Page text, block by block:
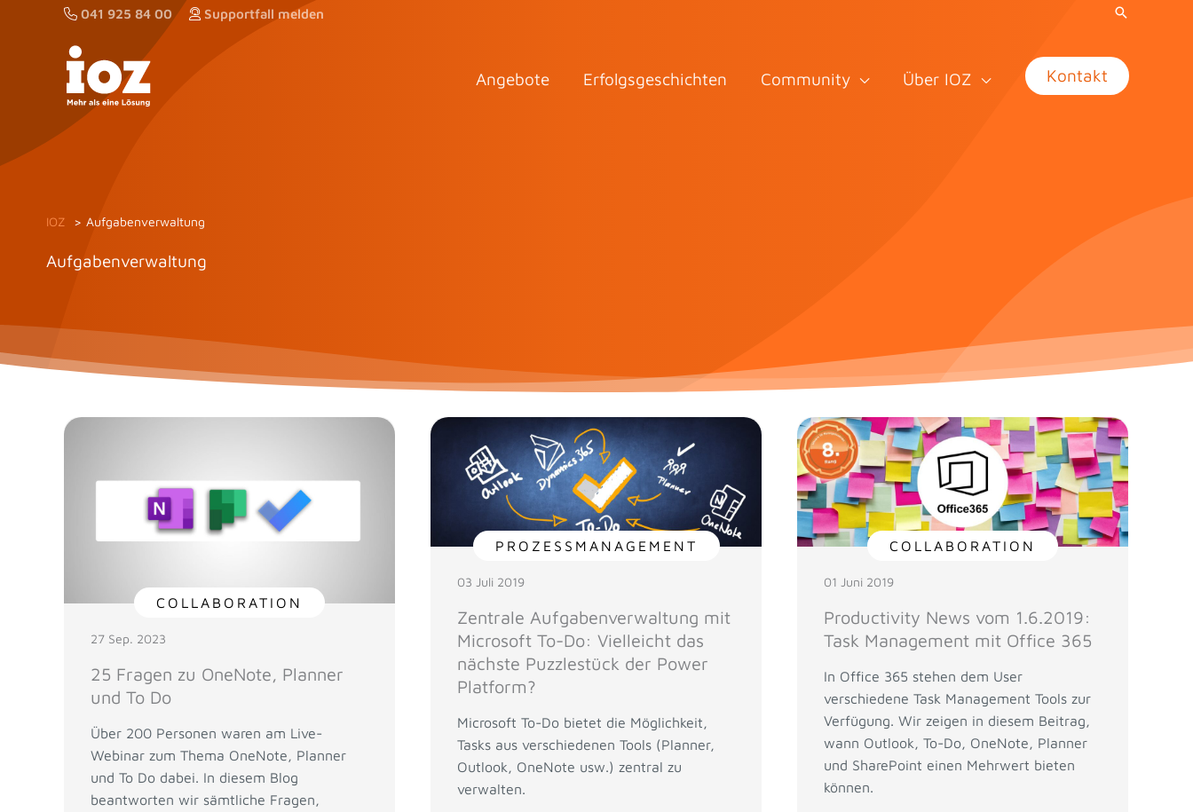
041 925 84 00 Supportfall melden
Angebote Erfolgsgeschichten Community Über IOZ Kontakt
IOZ Aufgabenverwaltung
Aufgabenverwaltung
COLLABORATION
27 Sep. 2023
25 Fragen zu OneNote, Planner
und To Do
Über 200 Personen waren am Live-
Webinar zum Thema OneNote, Planner
und To Do dabei. In diesem Blog
beantworten wir sämtliche Fragen,
PROZESSMANAGEMENT
03 Juli 2019
Zentrale Aufgabenverwaltung mit
Microsoft To-Do: Vielleicht das
nächste Puzzlestück der Power
Platform?
Microsoft To-Do bietet die Möglichkeit,
Tasks aus verschiedenen Tools (Planner,
Outlook, OneNote usw.) zentral zu
verwalten.
COLLABORATION
01 Juni 2019
Productivity News vom 1.6.2019:
Task Management mit Office 365
In Office 365 stehen dem User
verschiedene Task Management Tools zur
Verfügung. Wir zeigen in diesem Beitrag,
wann Outlook, To-Do, OneNote, Planner
und SharePoint einen Mehrwert bieten
können.